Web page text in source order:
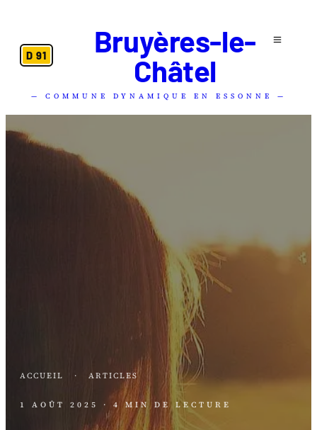
D 91
Bruyères-le-
Châtel
— COMMUNE DYNAMIQUE EN ESSONNE —
ACCUEIL · ARTICLES
1 AOÛT 2025 · 4 MIN DE LECTURE